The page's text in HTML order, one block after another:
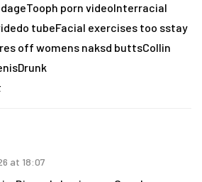
porn videoInterracial
tubeFacial exercises too sstay
off womens naksd buttsCollin
at 18:07